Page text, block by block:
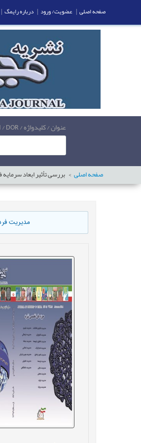
عنوان / کلیدواژه / DOI / DOR
صفحه اصلی بررسی تأثیر ابعاد
مدیریت
صفحه اصلی | عضویت/ ورود | درباره رایمگ |